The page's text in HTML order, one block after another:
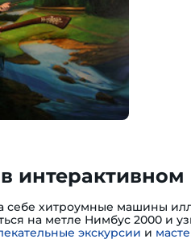
себе хитроумные машины
на метле Нимбус 2000 и
экскурсии и